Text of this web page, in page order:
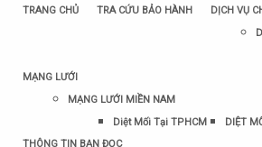
TRANG CHỦ TRA CỨU BẢO HÀNH
DỊCH VỤ
MẠNG LƯỚI
MẠNG LƯỚI MIỀN NAM
Diệt Mối Tại TPHCM
DIỆT
THÔNG TIN BẠN ĐỌC